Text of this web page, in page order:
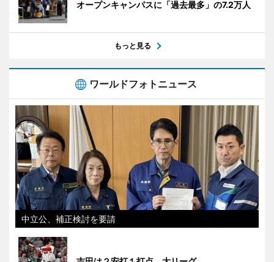
オープンキャンパスに「過去最多」の7.2万人
もっと見る
ワールドフォトニュース
中立公、補正検討を要請